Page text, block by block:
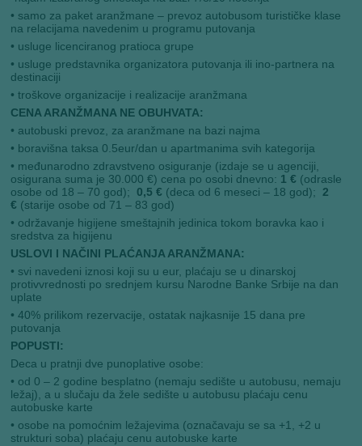
• samo za paket aranžmane – prevoz autobusom turističke klase
na relacijama navedenim u programu putovanja
• usluge licenciranog pratioca grupe
• usluge predstavnika organizatora putovanja ili ino-partnera na
destinaciji
• troškove organizacije i realizacije aranžmana
CENA ARANŽMANA NE OBUHVATA:
• autobuski prevoz, za aranžmane na bazi najma
• boravišna taksa 0.5eur/dan u apartmanima svih kategorija
• međunarodno zdravstveno osiguranje (izdaje se u agenciji,
osigurana suma je 30.000 €) cena po osobi dnevno: 1 € (odrasle
osobe od 18 – 70 god); 0,5 € (deca od 6 meseci – 18 god); 2
€ (starije osobe od 71 – 83 god)
• održavanje higijene smeštajnih jedinica tokom boravka kao i
sredstva za higijenu
USLOVI I NAČINI PLAĆANJA ARANŽMANA:
• svi navedeni iznosi koji su u eur, plaćaju se u dinarskoj
protivvrednosti po srednjem kursu Narodne Banke Srbije na dan
uplate
• 40% prilikom rezervacije, ostatak najkasnije 15 dana pre
putovanja
POPUSTI:
Deca u pratnji dve punoplative osobe:
• od 0 – 2 godine besplatno (nemaju sedište u autobusu, nemaju
ležaj), a u slučaju da žele sedište u autobusu plaćaju cenu
autobuske karte
• osobe na pomoćnim ležajevima (označavaju se sa +1, +2 u
strukturi soba) plaćaju cenu autobuske karte